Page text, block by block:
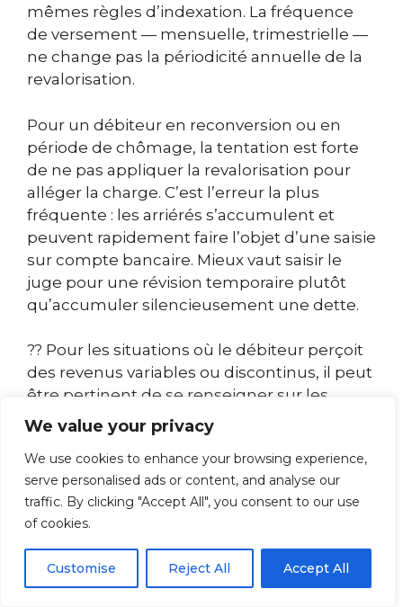
We value your privacy
We use cookies to enhance your browsing experience,
serve personalised ads or content, and analyse our
traffic. By clicking "Accept All", you consent to our use
of cookies.
Customise Reject All Accept All
mêmes règles d’indexation. La fréquence
de versement — mensuelle, trimestrielle —
ne change pas la périodicité annuelle de la
revalorisation.
Pour un débiteur en reconversion ou en
période de chômage, la tentation est forte
de ne pas appliquer la revalorisation pour
alléger la charge. C’est l’erreur la plus
fréquente : les arriérés s’accumulent et
peuvent rapidement faire l’objet d’une saisie
sur compte bancaire. Mieux vaut saisir le
juge pour une révision temporaire plutôt
qu’accumuler silencieusement une dette.
?? Pour les situations où le débiteur perçoit
des revenus variables ou discontinus, il peut
être pertinent de se renseigner sur les
règles applicables selon le type de
contrat de travail
, qui influencent aussi le
calcul initial du montant.
Comment calculer la
revalorisation de la pension
alimentaire en 2025 ?